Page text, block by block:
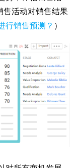
售活动对销售结果
行销售预测？ ）